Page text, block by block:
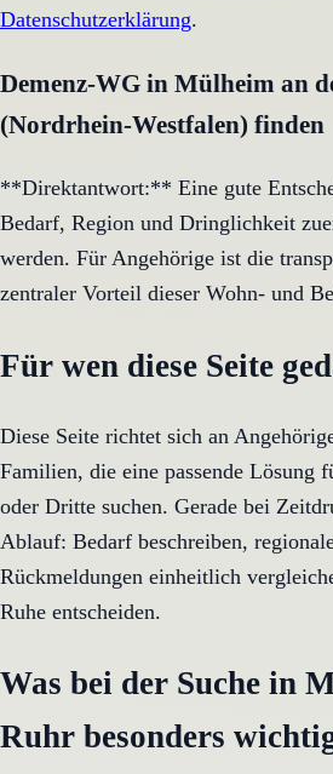
Datenschutzerklärung.
Demenz-WG in Mülheim an
(Nordrhein-Westfalen) finden
**Direktantwort:** Eine gute
Bedarf, Region und Dringlichkeit
werden. Für Angehörige ist die
zentraler Vorteil dieser Wohn- und
Für wen diese Seite
Diese Seite richtet sich an
Familien, die eine passende Lösung
oder Dritte suchen. Gerade bei
Ablauf: Bedarf beschreiben,
Rückmeldungen einheitlich
Ruhe entscheiden.
Was bei der Suche in
Ruhr besonders